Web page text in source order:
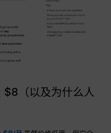
$8（以及为什么人